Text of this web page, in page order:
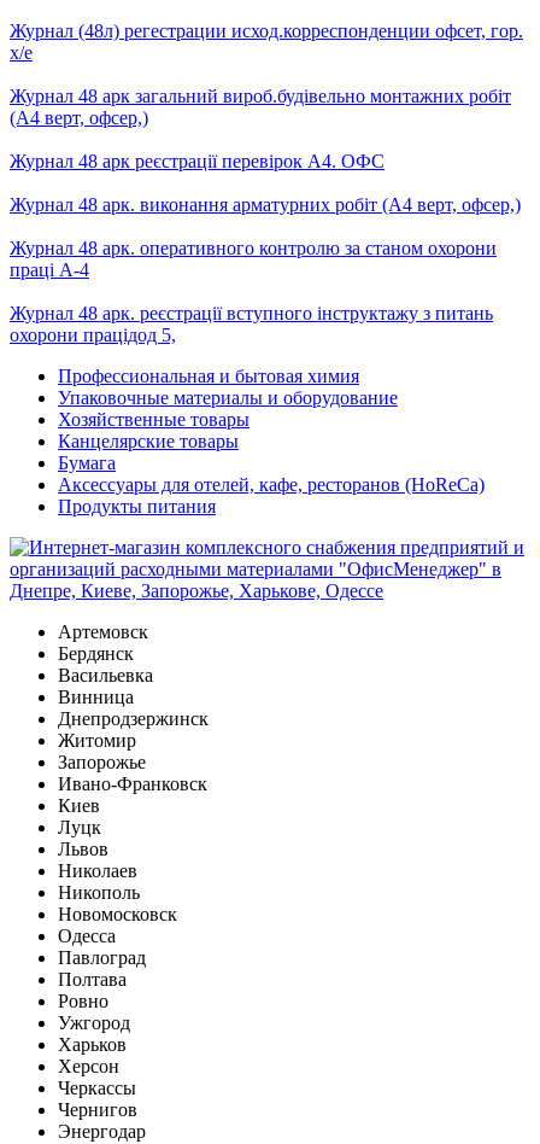
Журнал (48л) регестрации исход.корреспонденции офсет, гор.
х/е
Журнал 48 арк загальний вироб.будівельно монтажних робіт
(А4 верт, офсер,)
Журнал 48 арк реєстрації перевірок А4. ОФС
Журнал 48 арк. виконання арматурних робіт (А4 верт, офсер,)
Журнал 48 арк. оперативного контролю за станом охорони
праці А-4
Журнал 48 арк. реєстрації вступного інструктажу з питань
охорони працідод 5,
Профессиональная и бытовая химия
Упаковочные материалы и оборудование
Хозяйственные товары
Канцелярские товары
Бумага
Аксессуары для отелей, кафе, ресторанов (HoReCa)
Продукты питания
Артемовск
Бердянск
Васильевка
Винница
Днепродзержинск
Житомир
Запорожье
Ивано-Франковск
Киев
Луцк
Львов
Николаев
Никополь
Новомосковск
Одесса
Павлоград
Полтава
Ровно
Ужгород
Харьков
Херсон
Черкассы
Чернигов
Энергодар